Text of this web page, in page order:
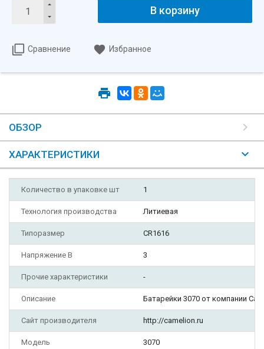
В корзину
Сравнение Избранное
ОБЗОР
ХАРАКТЕРИСТИКИ
Количество в упаковке шт 1
Технология производства Литиевая
Типоразмер CR1616
Напряжение В 3
Прочие характеристики -
Описание Батарейки 3070 от компании
Сайт производителя http://camelion.ru
Модель 3070